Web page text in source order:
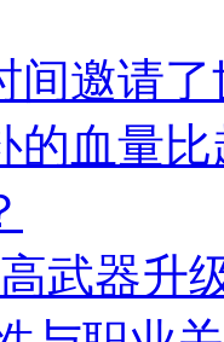
间邀请
的血量
高武器升